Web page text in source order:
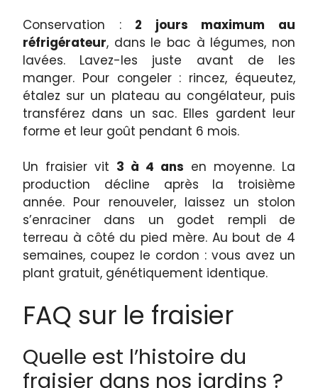
Conservation : 2 jours maximum au
réfrigérateur, dans le bac à légumes, non
lavées. Lavez-les juste avant de les
manger. Pour congeler : rincez, équeutez,
étalez sur un plateau au congélateur, puis
transférez dans un sac. Elles gardent leur
forme et leur goût pendant 6 mois.
Un fraisier vit 3 à 4 ans en moyenne. La
production décline après la troisième
année. Pour renouveler, laissez un stolon
s’enraciner dans un godet rempli de
terreau à côté du pied mère. Au bout de 4
semaines, coupez le cordon : vous avez un
plant gratuit, génétiquement identique.
FAQ sur le fraisier
Quelle est l’histoire du
fraisier dans nos jardins ?